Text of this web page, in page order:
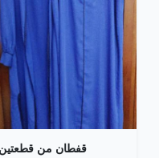
قفطان من قطعتين